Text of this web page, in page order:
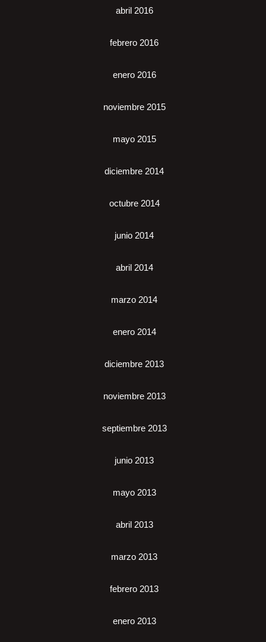
abril 2016
febrero 2016
enero 2016
noviembre 2015
mayo 2015
diciembre 2014
octubre 2014
junio 2014
abril 2014
marzo 2014
enero 2014
diciembre 2013
noviembre 2013
septiembre 2013
junio 2013
mayo 2013
abril 2013
marzo 2013
febrero 2013
enero 2013